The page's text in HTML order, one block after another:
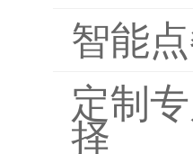
智能
定制
择